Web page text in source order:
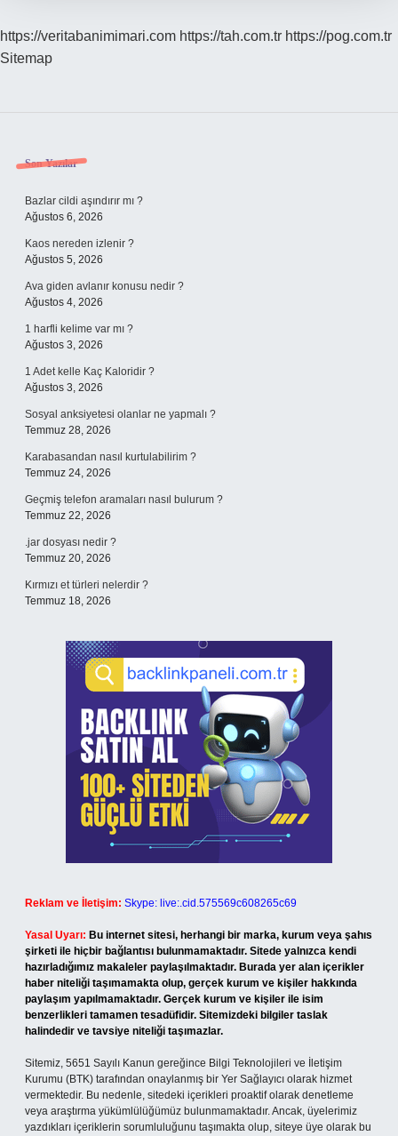
https://veritabanimimari.com https://tah.com.tr https://pog.com.tr
Sitemap
Sidebar
Son Yazılar
Bazlar cildi aşındırır mı ?
Ağustos 6, 2026
Kaos nereden izlenir ?
Ağustos 5, 2026
Ava giden avlanır konusu nedir ?
Ağustos 4, 2026
1 harfli kelime var mı ?
Ağustos 3, 2026
1 Adet kelle Kaç Kaloridir ?
Ağustos 3, 2026
Sosyal anksiyetesi olanlar ne yapmalı ?
Temmuz 28, 2026
Karabasandan nasıl kurtulabilirim ?
Temmuz 24, 2026
Geçmiş telefon aramaları nasıl bulurum ?
Temmuz 22, 2026
.jar dosyası nedir ?
Temmuz 20, 2026
Kırmızı et türleri nelerdir ?
Temmuz 18, 2026
Reklam ve İletişim: Skype: live:.cid.575569c608265c69
Yasal Uyarı: Bu internet sitesi, herhangi bir marka, kurum veya şahıs
şirketi ile hiçbir bağlantısı bulunmamaktadır. Sitede yalnızca kendi
hazırladığımız makaleler paylaşılmaktadır. Burada yer alan içerikler
haber niteliği taşımamakta olup, gerçek kurum ve kişiler hakkında
paylaşım yapılmamaktadır. Gerçek kurum ve kişiler ile isim
benzerlikleri tamamen tesadüfidir. Sitemizdeki bilgiler taslak
halindedir ve tavsiye niteliği taşımazlar.
Sitemiz, 5651 Sayılı Kanun gereğince Bilgi Teknolojileri ve İletişim
Kurumu (BTK) tarafından onaylanmış bir Yer Sağlayıcı olarak hizmet
vermektedir. Bu nedenle, sitedeki içerikleri proaktif olarak denetleme
veya araştırma yükümlülüğümüz bulunmamaktadır. Ancak, üyelerimiz
yazdıkları içeriklerin sorumluluğunu taşımakta olup, siteye üye olarak bu